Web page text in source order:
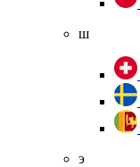
ш
э